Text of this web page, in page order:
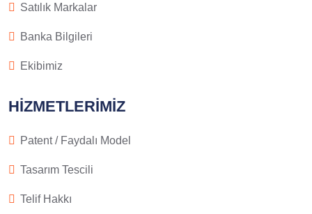
Satılık Markalar
Banka Bilgileri
Ekibimiz
HIZMETLERIMIZ
Patent / Faydalı Model
Tasarım Tescili
Telif Hakkı